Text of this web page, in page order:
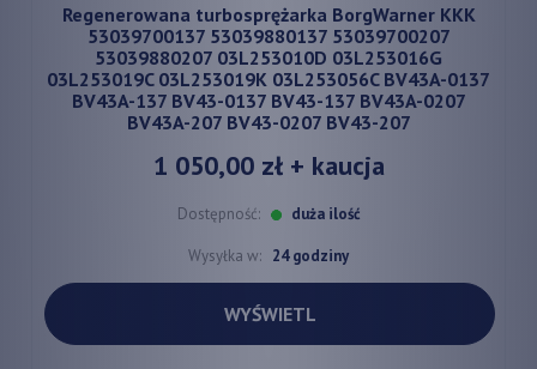
Regenerowana turbosprężarka BorgWarner KKK
53039700137 53039880137 53039700207
53039880207 03L253010D 03L253016G
03L253019C 03L253019K 03L253056C BV43A-0137
BV43A-137 BV43-0137 BV43-137 BV43A-0207
BV43A-207 BV43-0207 BV43-207
1 050,00 zł+ kaucja
Dostępność: duża ilość
Wysyłka w: 24 godziny
WYŚWIETL